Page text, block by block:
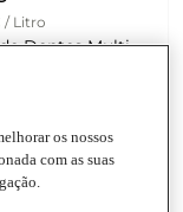
/ Litro
Dentes Multi-
4.8 (1248)
os nossos
com as suas